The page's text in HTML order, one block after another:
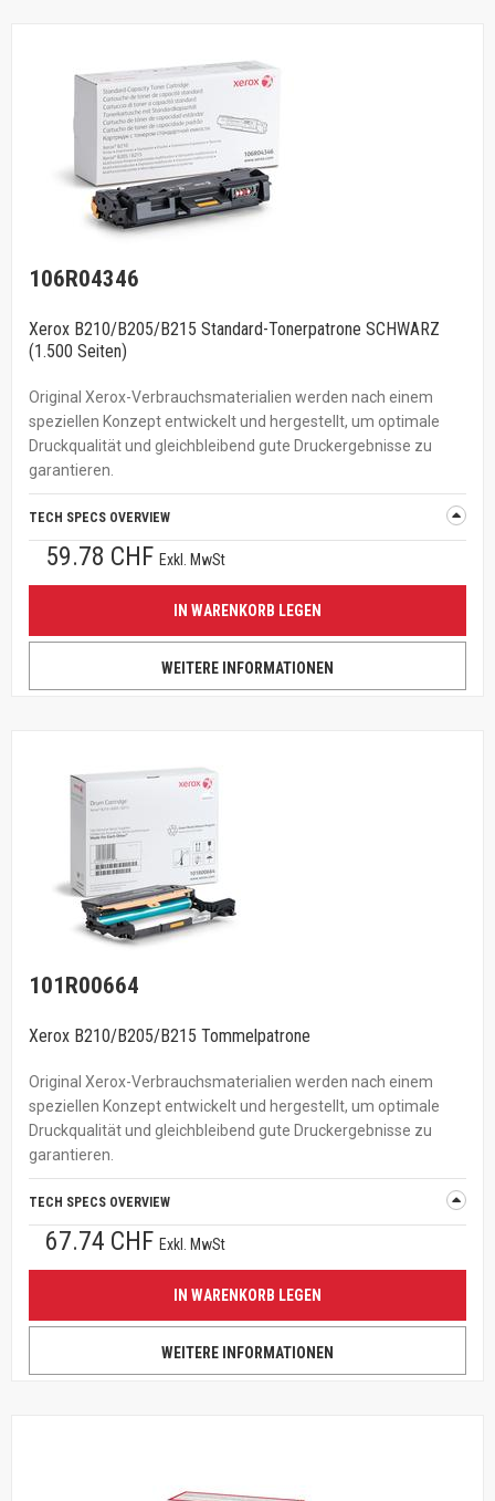
106R04346
Xerox B210/B205/B215 Standard-Tonerpatrone SCHWARZ
(1.500 Seiten)
Original Xerox-Verbrauchsmaterialien werden nach einem
speziellen Konzept entwickelt und hergestellt, um optimale
Druckqualität und gleichbleibend gute Druckergebnisse zu
garantieren.
TECH SPECS OVERVIEW
59.78 CHF Exkl. MwSt
IN WARENKORB LEGEN
WEITERE INFORMATIONEN
101R00664
Xerox B210/B205/B215 Tommelpatrone
Original Xerox-Verbrauchsmaterialien werden nach einem
speziellen Konzept entwickelt und hergestellt, um optimale
Druckqualität und gleichbleibend gute Druckergebnisse zu
garantieren.
TECH SPECS OVERVIEW
67.74 CHF Exkl. MwSt
IN WARENKORB LEGEN
WEITERE INFORMATIONEN